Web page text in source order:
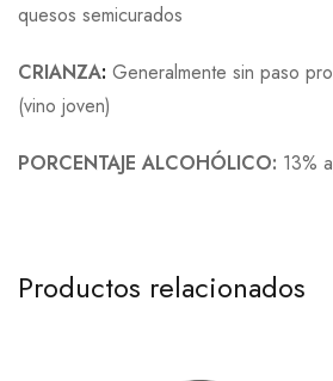
quesos semicurados
CRIANZA: Generalmente sin paso
(vino joven)
PORCENTAJE ALCOHÓLICO: 13%
Productos relacionados